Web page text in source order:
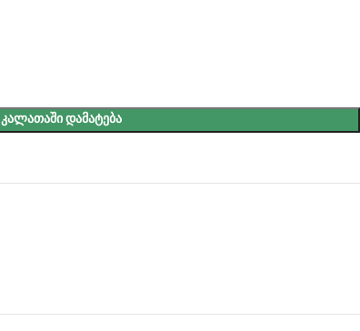
ᲙᲐᲚᲐᲗᲐᲨᲘ ᲓᲐᲛᲐᲢᲔᲑᲐ